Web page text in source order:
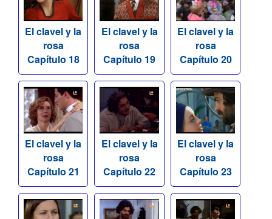
El clavel y la
rosa
Capítulo 18
El clavel y la
rosa
Capítulo 19
El clavel y la
rosa
Capítulo 20
El clavel y la
rosa
Capítulo 21
El clavel y la
rosa
Capítulo 22
El clavel y la
rosa
Capítulo 23